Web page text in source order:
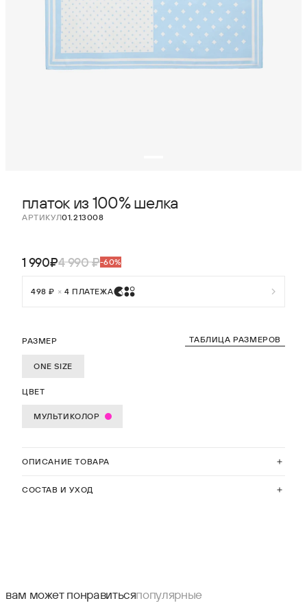
платок из 100% шелка
АРТИКУЛ01.213008
ОПИСАНИЕ ТОВАРА
СОСТАВ И УХОД
РАЗМЕР ТАБЛИЦА РАЗМЕРОВ
ONE SIZE
ЦВЕТ
МУЛЬТИКОЛОР
1 990₽4 990 ₽-60%
498 ₽ × 4 ПЛАТЕЖА
вам может понравитьсяпопулярные